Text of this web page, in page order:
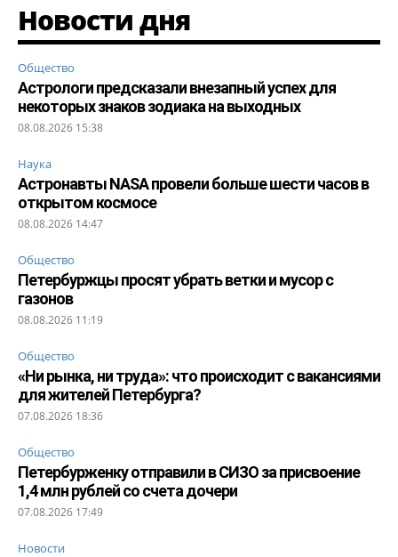
Новости дня
Общество
Астрологи предсказали внезапный успех для
некоторых знаков зодиака на выходных
08.08.2026 15:38
Наука
Астронавты NASA провели больше шести часов в
открытом космосе
08.08.2026 14:47
Общество
Петербуржцы просят убрать ветки и мусор с
газонов
08.08.2026 11:19
Общество
«Ни рынка, ни труда»: что происходит с вакансиями
для жителей Петербурга?
07.08.2026 18:36
Общество
Петербурженку отправили в СИЗО за присвоение
1,4 млн рублей со счета дочери
07.08.2026 17:49
Новости